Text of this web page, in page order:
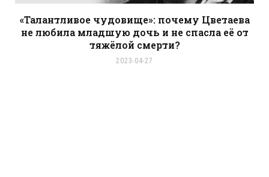
«Талантливое чудовище»: почему Цветаева
не любила младшую дочь и не спасла её от
тяжёлой смерти?
2023-04-27